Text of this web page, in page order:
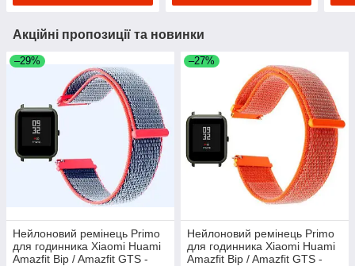
Акційні пропозиції та новинки
–29%
Нейлоновий ремінець Primo
для годинника Xiaomi Huami
Amazfit Bip / Amazfit GTS -
–27%
Нейлоновий ремінець Primo
для годинника Xiaomi Huami
Amazfit Bip / Amazfit GTS -